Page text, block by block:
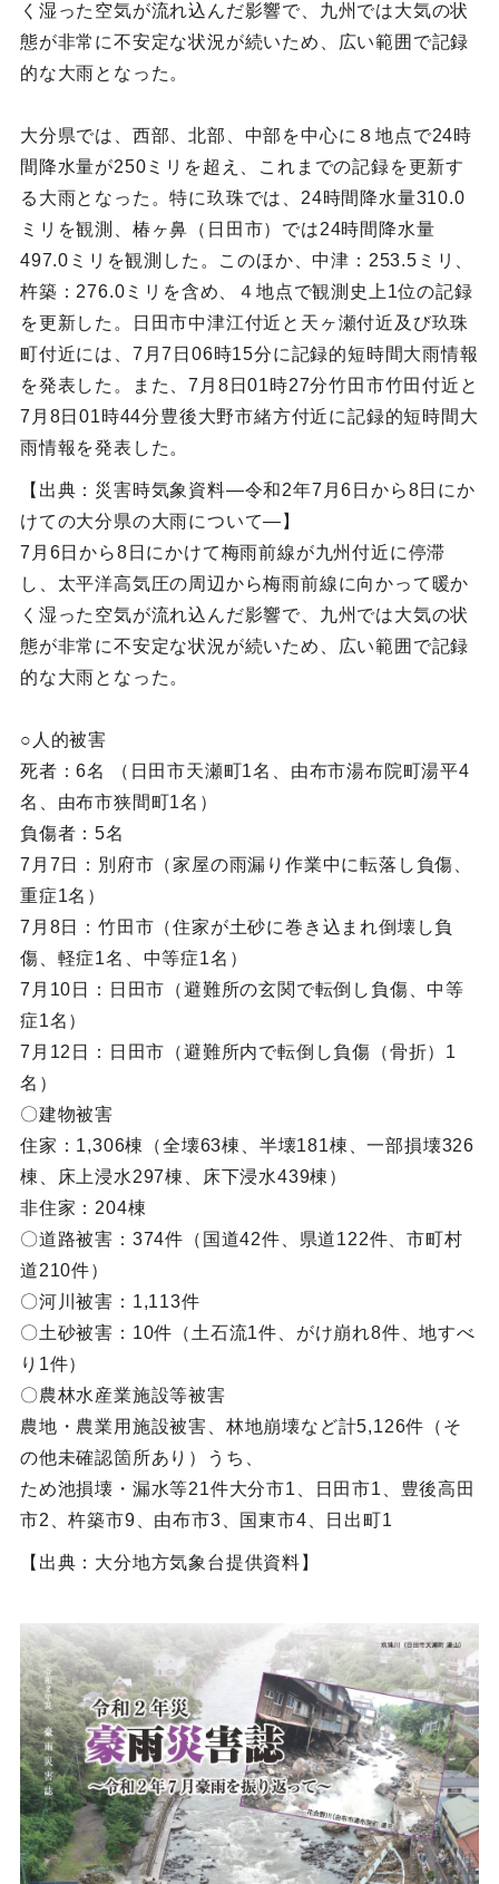
く湿った空気が流れ込んだ影響で、九州では大気の状
態が非常に不安定な状況が続いため、広い範囲で記録
的な大雨となった。
大分県では、西部、北部、中部を中心に８地点で24時
間降水量が250ミリを超え、これまでの記録を更新す
る大雨となった。特に玖珠では、24時間降水量310.0
ミリを観測、椿ヶ鼻（日田市）では24時間降水量
497.0ミリを観測した。このほか、中津：253.5ミリ、
杵築：276.0ミリを含め、４地点で観測史上1位の記録
を更新した。日田市中津江付近と天ヶ瀬付近及び玖珠
町付近には、7月7日06時15分に記録的短時間大雨情報
を発表した。また、7月8日01時27分竹田市竹田付近と
7月8日01時44分豊後大野市緒方付近に記録的短時間大
雨情報を発表した。
【出典：災害時気象資料―令和2年7月6日から8日にか
けての大分県の大雨について―】
7月6日から8日にかけて梅雨前線が九州付近に停滞
し、太平洋高気圧の周辺から梅雨前線に向かって暖か
く湿った空気が流れ込んだ影響で、九州では大気の状
態が非常に不安定な状況が続いため、広い範囲で記録
的な大雨となった。
○人的被害
死者：6名 （日田市天瀬町1名、由布市湯布院町湯平4
名、由布市狭間町1名）
負傷者：5名
7月7日：別府市（家屋の雨漏り作業中に転落し負傷、
重症1名）
7月8日：竹田市（住家が土砂に巻き込まれ倒壊し負
傷、軽症1名、中等症1名）
7月10日：日田市（避難所の玄関で転倒し負傷、中等
症1名）
7月12日：日田市（避難所内で転倒し負傷（骨折）1
名）
〇建物被害
住家：1,306棟（全壊63棟、半壊181棟、一部損壊326
棟、床上浸水297棟、床下浸水439棟）
非住家：204棟
〇道路被害：374件（国道42件、県道122件、市町村
道210件）
〇河川被害：1,113件
〇土砂被害：10件（土石流1件、がけ崩れ8件、地すべ
り1件）
〇農林水産業施設等被害
農地・農業用施設被害、林地崩壊など計5,126件（そ
の他未確認箇所あり）うち、
ため池損壊・漏水等21件大分市1、日田市1、豊後高田
市2、杵築市9、由布市3、国東市4、日出町1
【出典：大分地方気象台提供資料】